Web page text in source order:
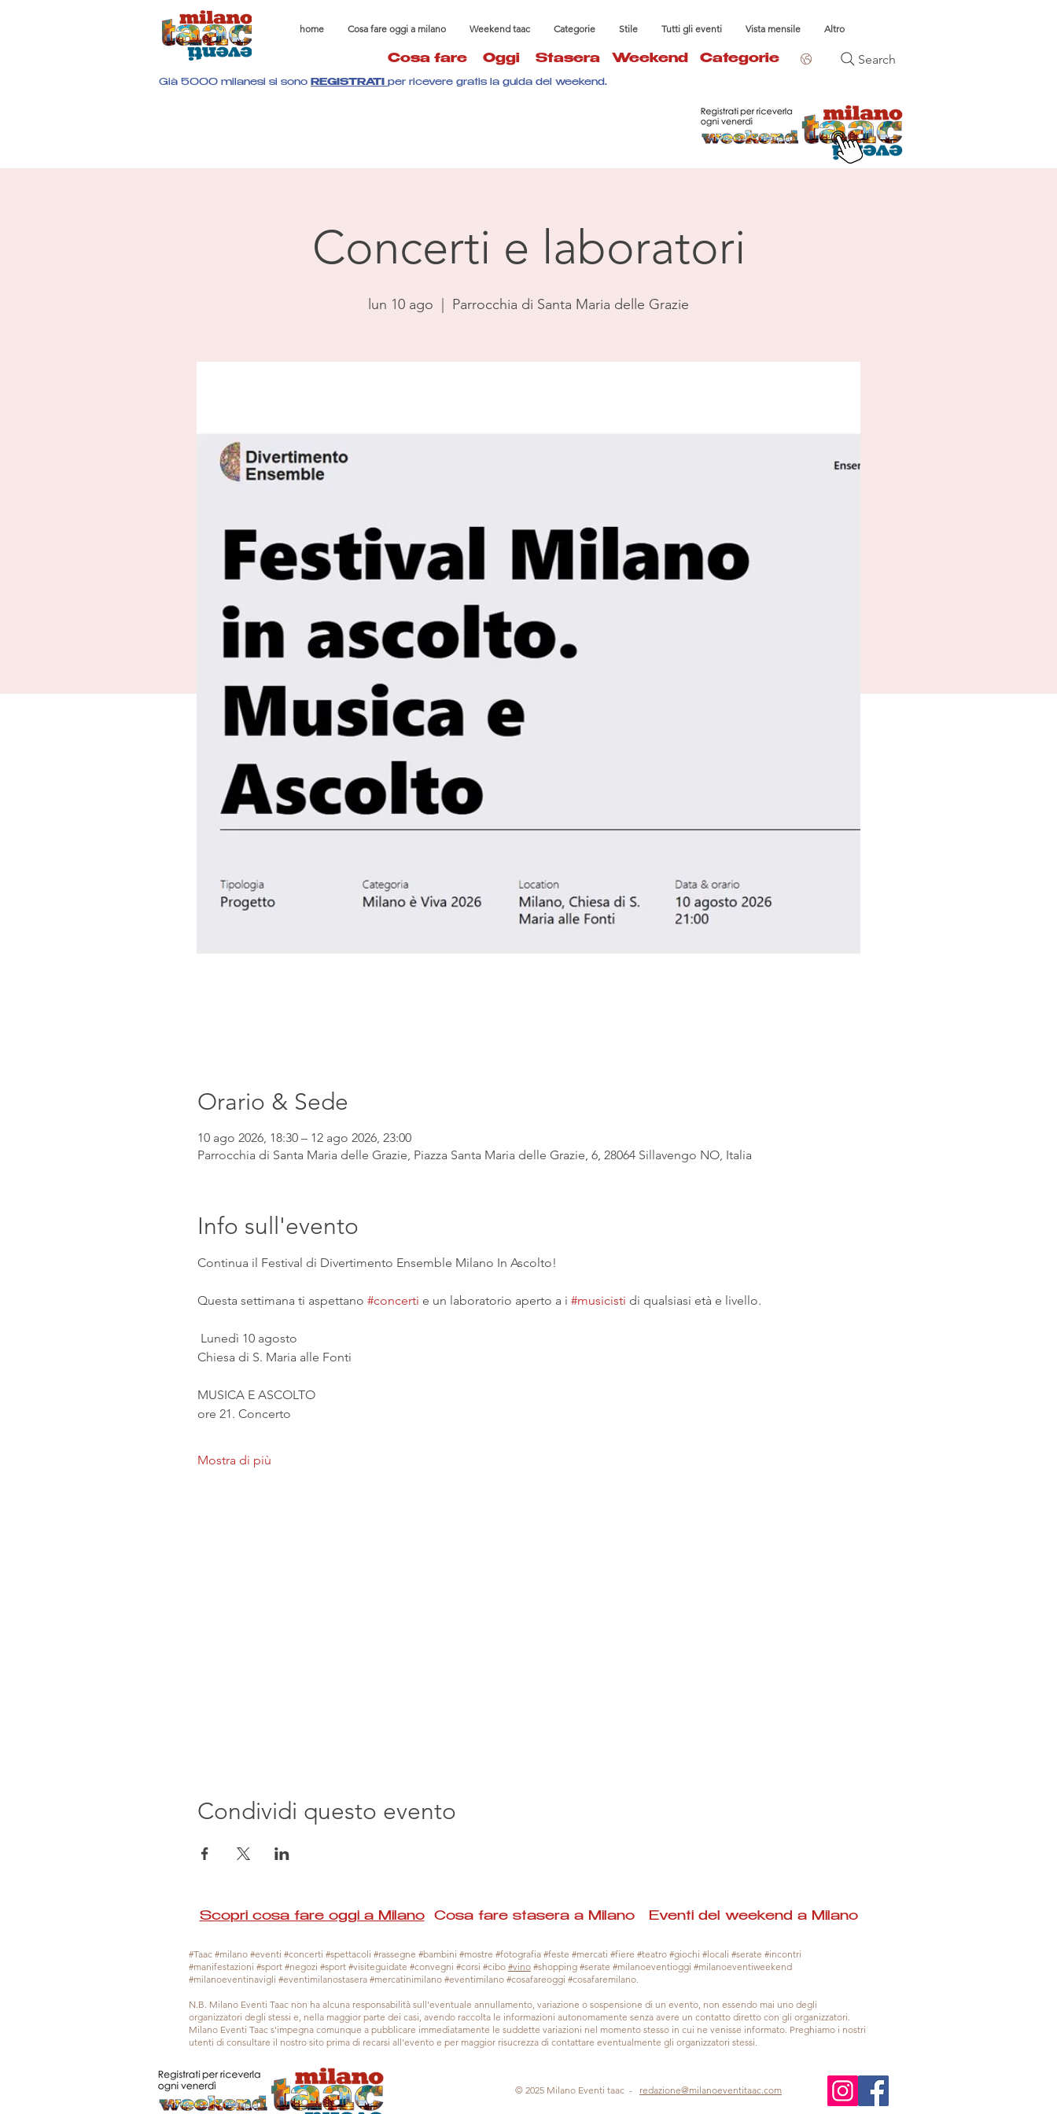
home Cosa fare oggi a milano Weekend taac Categorie Stile Tutti gli eventi Vista mensile Altro
Cosa fare Oggi Stasera Weekend Categorie Search
Già 5000 milanesi si sono REGISTRATI per ricevere gratis la guida del weekend.
Concerti e laboratori
lun 10 ago Parrocchia di Santa Maria delle Grazie
Orario & Sede
10 ago 2026, 18:30 – 12 ago 2026, 23:00
Parrocchia di Santa Maria delle Grazie, Piazza Santa Maria delle Grazie, 6, 28064 Sillavengo NO, Italia
Info sull'evento
Continua il Festival di Divertimento Ensemble Milano In Ascolto!
Questa settimana ti aspettano #concerti e un laboratorio aperto a i #musicisti di qualsiasi età e livello.
Lunedì 10 agosto
Chiesa di S. Maria alle Fonti
MUSICA E ASCOLTO
ore 21. Concerto
Mostra di più
Condividi questo evento
Scopri cosa fare oggi a MilanoCosa fare stasera a Milano Eventi del weekend a Milano
#Taac #milano #eventi #concerti #spettacoli #rassegne #bambini #mostre #fotografia #feste #mercati #fiere #teatro #giochi #locali #serate #incontri
#manifestazioni #sport #negozi #sport #visiteguidate #convegni #corsi #cibo #vino #shopping #serate #milanoeventioggi #milanoeventiweekend
#milanoeventinavigli #eventimilanostasera #mercatinimilano #eventimilano #cosafareoggi #cosafaremilano.
N.B. Milano Eventi Taac non ha alcuna responsabilità sull'eventuale annullamento, variazione o sospensione di un evento, non essendo mai uno degli
organizzatori degli stessi e, nella maggior parte dei casi, avendo raccolta le informazioni autonomamente senza avere un contatto diretto con gli organizzatori.
Milano Eventi Taac s'impegna comunque a pubblicare immediatamente le suddette variazioni nel momento stesso in cui ne venisse informato. Preghiamo i nostri
utenti di consultare il nostro sito prima di recarsi all'evento e per maggior risucrezza di contattare eventualmente gli organizzatori stessi.
© 2025 Milano Eventi taac - redazione@milanoeventitaac.com